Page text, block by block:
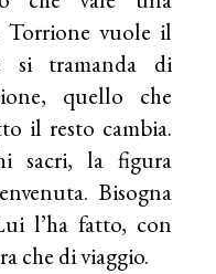
Torrione vuole il
si tramanda di
quello che
il resto cambia.
sacri, la figura
Bisogna
l’ha fatto, con
che di viaggio.